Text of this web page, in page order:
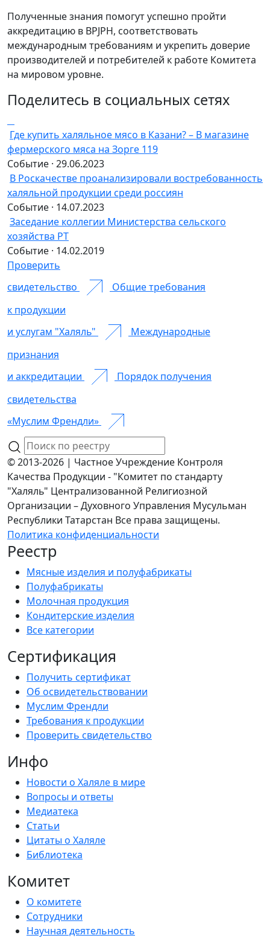
Полученные знания помогут успешно пройти
аккредитацию в BPJPH, соответствовать
международным требованиям и укрепить доверие
производителей и потребителей к работе Комитета
на мировом уровне.
Поделитесь в социальных сетях
Где купить халяльное мясо в Казани? – В магазине
фермерского мяса на Зорге 119
Событие · 29.06.2023
В Роскачестве проанализировали востребованность
халяльной продукции среди россиян
Событие · 14.07.2023
Заседание коллегии Министерства сельского
хозяйства РТ
Событие · 14.02.2019
Проверить
свидетельство
Общие требования
к продукции
и услугам "Халяль"
Международные
признания
и аккредитации
Порядок получения
свидетельства
«Муслим Френдли»
© 2013-2026 | Частное Учреждение Контроля
Качества Продукции - "Комитет по стандарту
"Халяль" Централизованной Религиозной
Организации – Духовного Управления Мусульман
Республики Татарстан Все права защищены.
Политика конфиденциальности
Реестр
Мясные изделия и полуфабрикаты
Полуфабрикаты
Молочная продукция
Кондитерские изделия
Все категории
Сертификация
Получить сертификат
Об освидетельствовании
Муслим Френдли
Требования к продукции
Проверить свидетельство
Инфо
Новости о Халяле в мире
Вопросы и ответы
Медиатека
Статьи
Цитаты о Халяле
Библиотека
Комитет
О комитете
Сотрудники
Научная деятельность